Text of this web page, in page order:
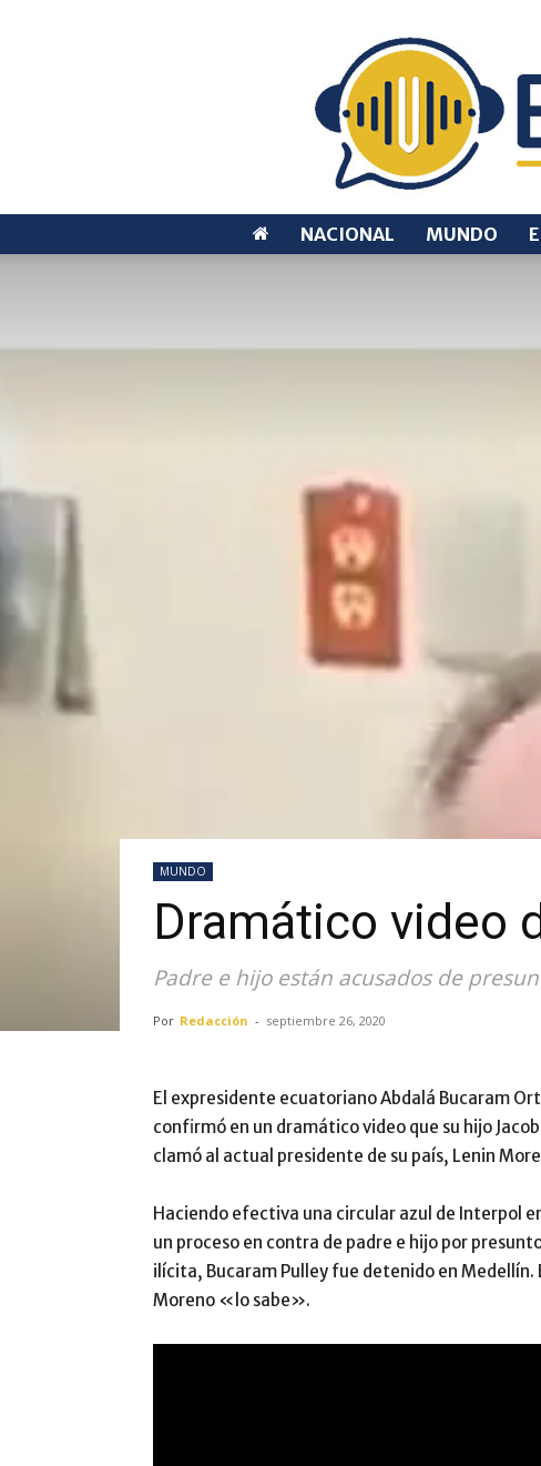
NACIONAL MUNDO
MUNDO
Dramático video
Padre e hijo están acusados de
Por Redacción - septiembre 26, 2020
El expresidente ecuatoriano Abdalá Bucaram
confirmó en un dramático video que su hijo
clamó al actual presidente de su país, Lenin
Haciendo efectiva una circular azul de Interpol
un proceso en contra de padre e hijo por
ilícita, Bucaram Pulley fue detenido en Medellín.
Moreno «lo sabe».